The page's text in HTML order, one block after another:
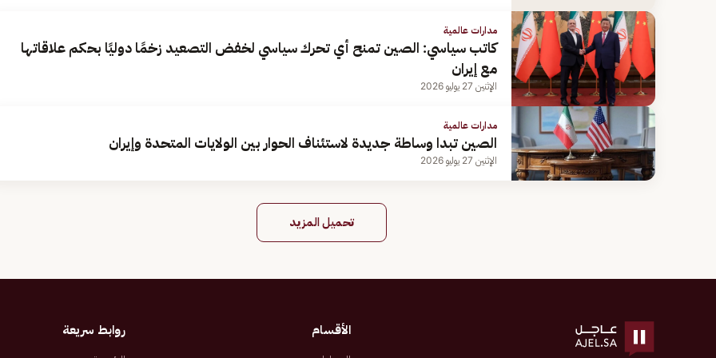
مدارات عالمية
كاتب سياسي: الصين تمنح أي تحرك سياسي لخفض التصعيد زخمًا دوليًا بحكم علاقاتها
مع إيران
الإثنين 27 يوليو 2026
مدارات عالمية
الصين تبدا وساطة جديدة لاستئناف الحوار بين الولايات المتحدة وإيران
الإثنين 27 يوليو 2026
تحميل المزيد
الأقسام روابط سريعة